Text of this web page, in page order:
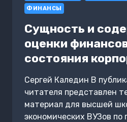
В
КРУПНЫХ
КОМПАНИЯХ
ФИНАНСЫ
Сущность и
оценки
состояния
Сергей Каледин В
читателя представлен
материал для высшей
экономических ВУЗов по